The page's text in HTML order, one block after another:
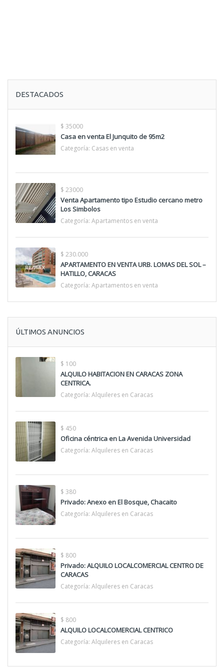
DESTACADOS
$ 35000
Casa en venta El Junquito de 95m2
Categoría: Casas en venta
$ 23000
Venta Apartamento tipo Estudio cercano metro
Los Simbolos
Categoría: Apartamentos en venta
$ 230.000
APARTAMENTO EN VENTA URB. LOMAS DEL SOL –
HATILLO, CARACAS
Categoría: Apartamentos en venta
ÚLTIMOS ANUNCIOS
$ 100
ALQUILO HABITACION EN CARACAS ZONA
CENTRICA.
Categoría: Alquileres en Caracas
$ 450
Oficina céntrica en La Avenida Universidad
Categoría: Alquileres en Caracas
$ 380
Privado: Anexo en El Bosque, Chacaito
Categoría: Alquileres en Caracas
$ 800
Privado: ALQUILO LOCALCOMERCIAL CENTRO DE
CARACAS
Categoría: Alquileres en Caracas
$ 800
ALQUILO LOCALCOMERCIAL CENTRICO
Categoría: Alquileres en Caracas